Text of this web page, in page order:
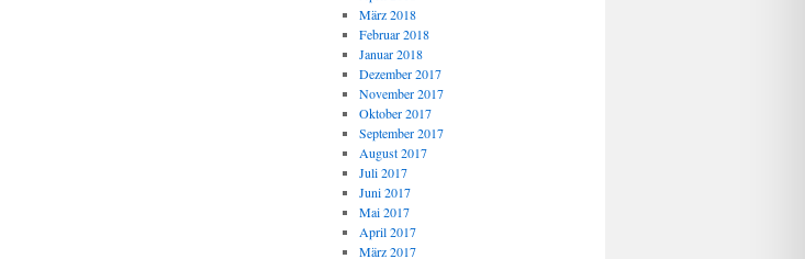
März 2018
Februar 2018
Januar 2018
Dezember 2017
November 2017
Oktober 2017
September 2017
August 2017
Juli 2017
Juni 2017
Mai 2017
April 2017
März 2017